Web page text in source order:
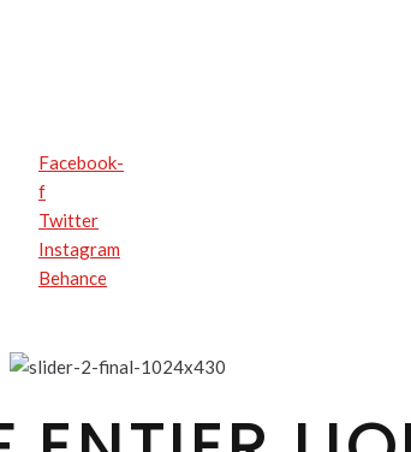
Facebook-
f
Twitter
Instagram
Behance